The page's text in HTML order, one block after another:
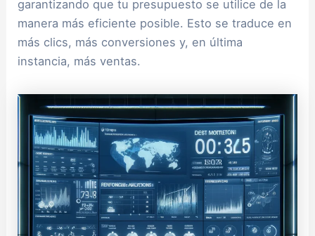
garantizando que tu presupuesto se utilice de la
manera más eficiente posible. Esto se traduce en
más clics, más conversiones y, en última
instancia, más ventas.